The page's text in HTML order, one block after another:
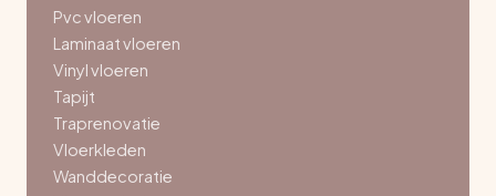
Pvc vloeren
Laminaat vloeren
Vinyl vloeren
Tapijt
Traprenovatie
Vloerkleden
Wanddecoratie